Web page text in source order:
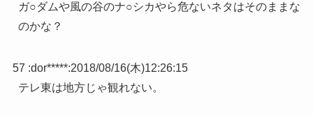
ガ○ダムや風の谷のナ○シカやら危ないネタはそのままな
のかな？
57 :dor*****:2018/08/16(木)12:26:15
テレ東は地方じゃ観れない。